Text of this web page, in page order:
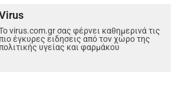
virus.com.gr σας φέρνει καθημερινά τις
έγκυρες ειδησεις από τον χώρο της
υγείας και φαρμάκου